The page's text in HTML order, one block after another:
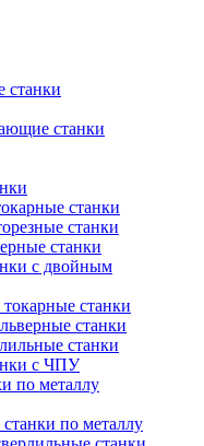
станки
станки
станки
станки
станки
с двойным
станки
станки
станки
с ЧПУ
по металлу
по металлу